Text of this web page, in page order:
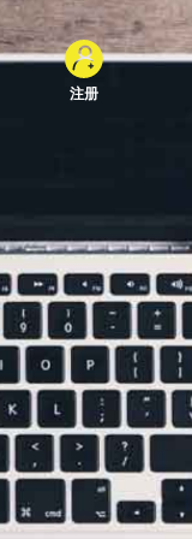
注册